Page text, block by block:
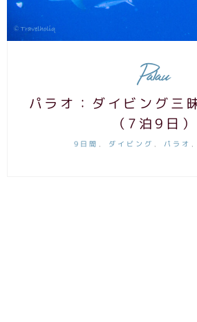
Palau
パラオ：ダイビング三
（7泊9日）
9日間 ダイビング パラオ